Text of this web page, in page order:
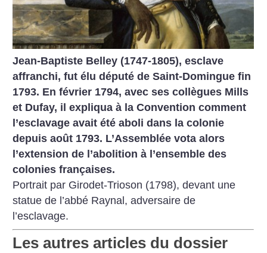
Jean-Baptiste Belley (1747-1805), esclave
affranchi, fut élu député de Saint-Domingue fin
1793. En février 1794, avec ses collègues Mills
et Dufay, il expliqua à la Convention comment
l’esclavage avait été aboli dans la colonie
depuis août 1793. L’Assemblée vota alors
l’extension de l’abolition à l’ensemble des
colonies françaises.
Portrait par Girodet-Trioson (1798), devant une
statue de l’abbé Raynal, adversaire de
l’esclavage.
Les autres articles du dossier